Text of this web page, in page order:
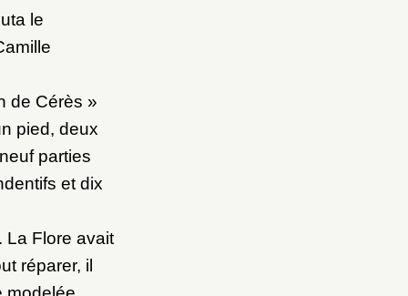
le
de Cérès »
pied, deux
parties
et dix
La Flore avait
réparer, il